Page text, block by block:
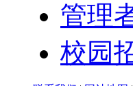
管理
校园